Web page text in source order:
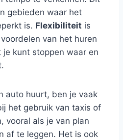
gebieden waar het
is. Flexibiliteit is
van het huren
kunt stoppen waar en
auto huurt, ben je vaak
het gebruik van taxis of
vooral als je van plan
af te leggen. Het is ook